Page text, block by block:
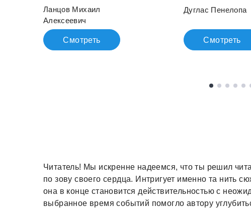
Ланцов Михаил
Алексеевич
Смотреть
Дуглас Пенелопа
Смотреть
Читатель! Мы искренне надеемся, что ты решил
по зову своего сердца. Интригует именно та нить
она в конце становится действительностью с
выбранное время событий помогло автору